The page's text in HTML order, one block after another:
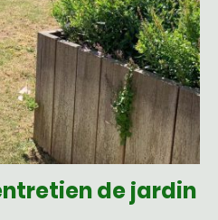
de jardin